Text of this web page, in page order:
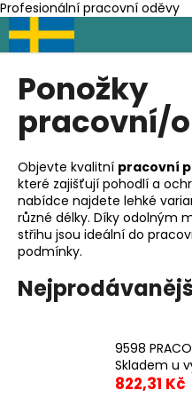
Profesionální pracovní oděvy
na
obsah
Ponožky
pracovní/
Objevte kvalitní pracovní
které zajišťují pohodlí a
nabídce najdete lehké
různé délky. Díky odolným
střihu jsou ideální do
podmínky.
9598
Skladem u
822,31 Kč
K
o
š Zpět
Zpět
C
o
p
o
t
ř
e
b
u
j